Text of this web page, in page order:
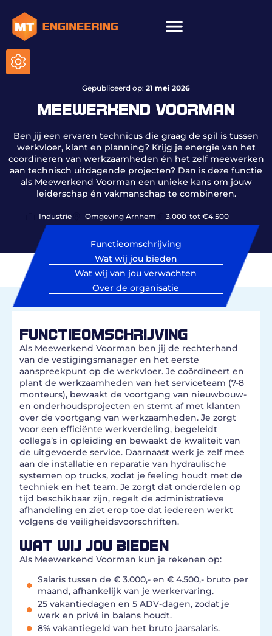
Gepubliceerd op: 21 mei 2026
MEEWERKEND VOORMAN
Ben jij een ervaren technicus die graag de spil is tussen
werkvloer, klant en planning? Krijg je energie van het
coördineren van werkzaamheden én het zelf meewerken
aan technisch uitdagende projecten? Dan is deze functie
als Meewerkend Voorman een unieke kans om jouw
leiderschap én vakmanschap te combineren.
Industrie Omgeving Arnhem 3.000 tot €4.500
Functieomschrijving
Wat wij jou bieden
Wat wij van jou verwachten
Over de organisatie
FUNCTIEOMSCHRIJVING
Als Meewerkend Voorman ben jij de rechterhand
van de vestigingsmanager en het eerste
aanspreekpunt op de werkvloer. Je coördineert en
plant de werkzaamheden van het serviceteam (7-8
monteurs), bewaakt de voortgang van nieuwbouw-
en onderhoudsprojecten en stemt af met klanten
over de voortgang van werkzaamheden. Je zorgt
voor een efficiënte werkverdeling, begeleidt
collega’s in opleiding en bewaakt de kwaliteit van
de uitgevoerde service. Daarnaast werk je zelf mee
aan de installatie en reparatie van hydraulische
systemen op trucks, zodat je feeling houdt met de
techniek en het team. Je zorgt dat onderdelen op
tijd beschikbaar zijn, regelt de administratieve
afhandeling en ziet erop toe dat iedereen werkt
volgens de veiligheidsvoorschriften.
WAT WIJ JOU BIEDEN
Als Meewerkend Voorman kun je rekenen op:
Salaris tussen de € 3.000,- en € 4.500,- bruto per
maand, afhankelijk van je werkervaring.
25 vakantiedagen en 5 ADV-dagen, zodat je
werk en privé in balans houdt.
8% vakantiegeld van het bruto jaarsalaris.